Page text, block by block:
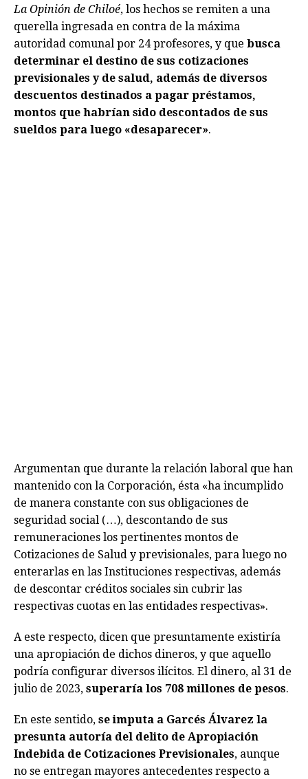
La Opinión de Chiloé, los hechos se remiten a una
querella ingresada en contra de la máxima
autoridad comunal por 24 profesores, y que busca
determinar el destino de sus cotizaciones
previsionales y de salud, además de diversos
descuentos destinados a pagar préstamos,
montos que habrían sido descontados de sus
sueldos para luego «desaparecer».
Argumentan que durante la relación laboral que han
mantenido con la Corporación, ésta «ha incumplido
de manera constante con sus obligaciones de
seguridad social (…), descontando de sus
remuneraciones los pertinentes montos de
Cotizaciones de Salud y previsionales, para luego no
enterarlas en las Instituciones respectivas, además
de descontar créditos sociales sin cubrir las
respectivas cuotas en las entidades respectivas».
A este respecto, dicen que presuntamente existiría
una apropiación de dichos dineros, y que aquello
podría configurar diversos ilícitos. El dinero, al 31 de
julio de 2023, superaría los 708 millones de pesos.
En este sentido, se imputa a Garcés Álvarez la
presunta autoría del delito de Apropiación
Indebida de Cotizaciones Previsionales, aunque
no se entregan mayores antecedentes respecto a